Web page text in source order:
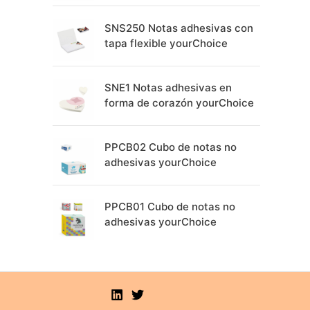
SNS250 Notas adhesivas con
tapa flexible yourChoice
SNE1 Notas adhesivas en
forma de corazón yourChoice
PPCB02 Cubo de notas no
adhesivas yourChoice
PPCB01 Cubo de notas no
adhesivas yourChoice